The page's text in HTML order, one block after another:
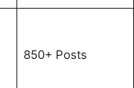
850+ Posts